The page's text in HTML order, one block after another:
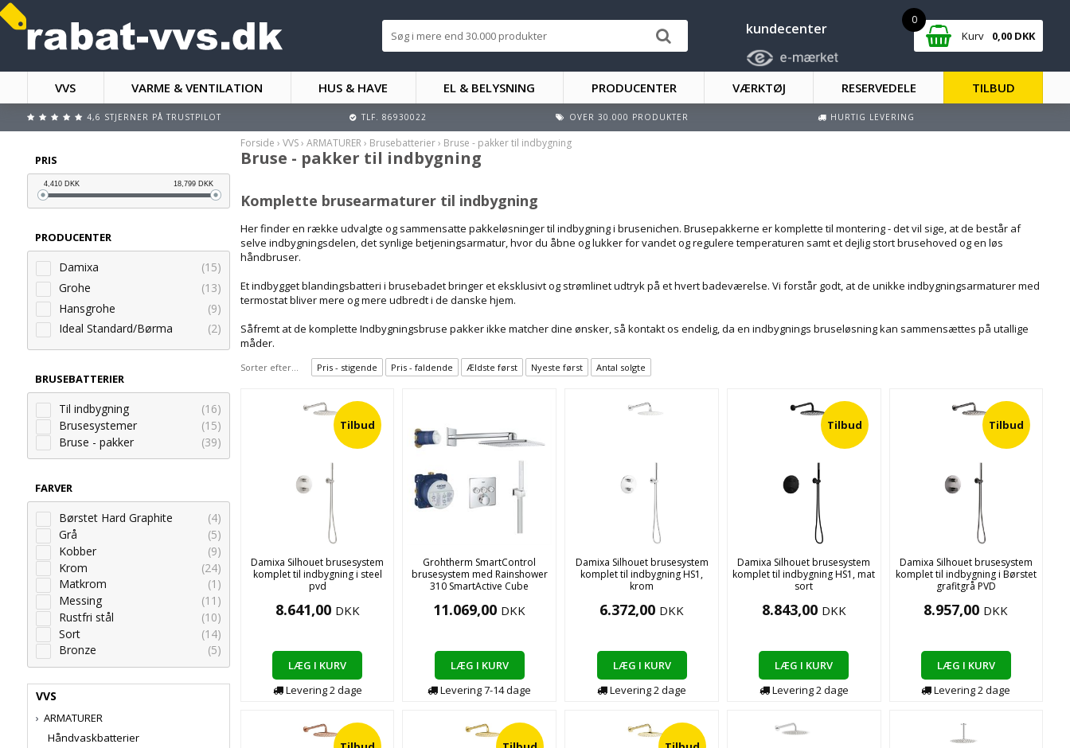
kundecenter
0
Kurv 0,00 DKK
VVS VARME & VENTILATION HUS & HAVE EL & BELYSNING PRODUCENTER VÆRKTØJ RESERVEDELE TILBUD
4,6 STJERNER PÅ TRUSTPILOT TLF. 86930022 OVER 30.000 PRODUKTER HURTIG LEVERING
PRIS
4,410DKK 18,799DKK
PRODUCENTER
Damixa
(15)
Grohe
(13)
Hansgrohe
(9)
Ideal Standard/Børma
(2)
BRUSEBATTERIER
Til indbygning
(16)
Brusesystemer
(15)
Bruse - pakker
(39)
FARVER
Børstet Hard Graphite
(4)
Grå
(5)
Kobber
(9)
Krom
(24)
Matkrom
(1)
Messing
(11)
Rustfri stål
(10)
Sort
(14)
Bronze
(5)
VVS
ARMATURER
Håndvaskbatterier
Forside › VVS› ARMATURER› Brusebatterier› Bruse - pakker til indbygning
Bruse - pakker til indbygning
Komplette brusearmaturer til indbygning
Her finder en række udvalgte og sammensatte pakkeløsninger til indbygning i brusenichen. Brusepakkerne er komplette til montering - det vil sige, at de består af
selve indbygningsdelen, det synlige betjeningsarmatur, hvor du åbne og lukker for vandet og regulere temperaturen samt et dejlig stort brusehoved og en løs
håndbruser.
Et indbygget blandingsbatteri i brusebadet bringer et eksklusivt og strømlinet udtryk på et hvert badeværelse. Vi forstår godt, at de unikke indbygningsarmaturer med
termostat bliver mere og mere udbredt i de danske hjem.
Såfremt at de komplette Indbygningsbruse pakker ikke matcher dine ønsker, så kontakt os endelig, da en indbygnings bruseløsning kan sammensættes på utallige
måder.
Sorter efter... Pris - stigende Pris - faldende Ældste først Nyeste først Antal solgte
Tilbud
Damixa Silhouet brusesystem
komplet til indbygning i steel
pvd
8.641,00 DKK
LÆG I KURV
Levering2dage
Grohtherm SmartControl
brusesystem med Rainshower
310 SmartActive Cube
11.069,00 DKK
LÆG I KURV
Levering7-14dage
Damixa Silhouet brusesystem
komplet til indbygning HS1,
krom
6.372,00 DKK
LÆG I KURV
Levering2dage
Tilbud
Damixa Silhouet brusesystem
komplet til indbygning HS1, mat
sort
8.843,00 DKK
LÆG I KURV
Levering2dage
Tilbud
Damixa Silhouet brusesystem
komplet til indbygning i Børstet
grafitgrå PVD
8.957,00 DKK
LÆG I KURV
Levering2dage